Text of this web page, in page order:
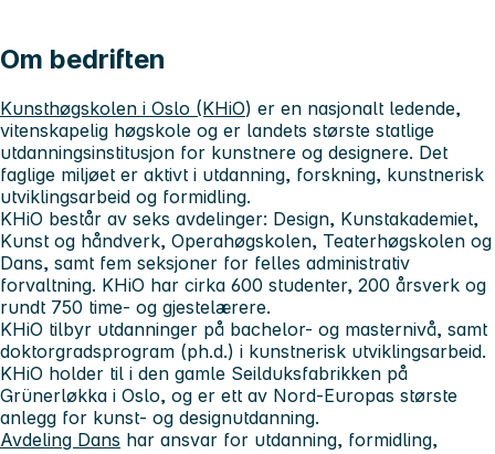
Om bedriften
Kunsthøgskolen i Oslo (KHiO) er en nasjonalt ledende,
vitenskapelig høgskole og er landets største statlige
utdanningsinstitusjon for kunstnere og designere. Det
faglige miljøet er aktivt i utdanning, forskning, kunstnerisk
utviklingsarbeid og formidling.
KHiO består av seks avdelinger: Design, Kunstakademiet,
Kunst og håndverk, Operahøgskolen, Teaterhøgskolen og
Dans, samt fem seksjoner for felles administrativ
forvaltning. KHiO har cirka 600 studenter, 200 årsverk og
rundt 750 time- og gjestelærere.
KHiO tilbyr utdanninger på bachelor- og masternivå, samt
doktorgradsprogram (ph.d.) i kunstnerisk utviklingsarbeid.
KHiO holder til i den gamle Seilduksfabrikken på
Grünerløkka i Oslo, og er ett av Nord-Europas største
anlegg for kunst- og designutdanning.
Avdeling Dans har ansvar for utdanning, formidling,